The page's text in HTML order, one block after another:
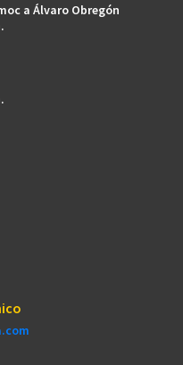
a Álvaro Obregón